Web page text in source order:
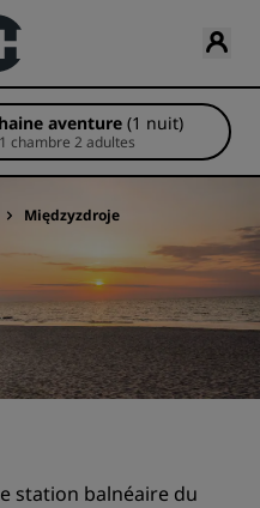
aventure (1 nuit)
07 août - 08 août | 1 chambre 2 adultes
Międzyzdroje
station balnéaire du